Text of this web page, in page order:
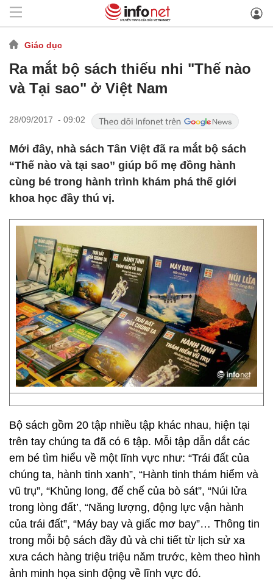
Giáo dục
Ra mắt bộ sách thiếu nhi "Thế nào
và Tại sao" ở Việt Nam
28/09/2017 - 09:02
Mới đây, nhà sách Tân Việt đã ra mắt bộ sách
“Thế nào và tại sao” giúp bố mẹ đồng hành
cùng bé trong hành trình khám phá thế giới
khoa học đầy thú vị.
Bộ sách gồm 20 tập nhiều tập khác nhau, hiện tại
trên tay chúng ta đã có 6 tập. Mỗi tập dẫn dắt các
em bé tìm hiểu về một lĩnh vực như: “Trái đất của
chúng ta, hành tinh xanh”, “Hành tinh thám hiểm và
vũ trụ”, “Khủng long, đế chế của bò sát”, “Núi lửa
trong lòng đất’, “Năng lượng, động lực vận hành
của trái đất”, “Máy bay và giấc mơ bay”… Thông tin
trong mỗi bộ sách đầy đủ và chi tiết từ lịch sử xa
xưa cách hàng triệu triệu năm trước, kèm theo hình
ảnh minh họa sinh động về lĩnh vực đó.